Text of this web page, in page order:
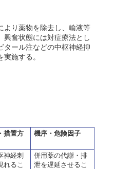
より薬物を除去し、輸液等
興奮状態には対症療法とし
タール注などの中枢神経抑
施する。
措置方
機序・危険因子
神経刺
れるこ
併用薬の代謝・排
泄を遅延させるこ